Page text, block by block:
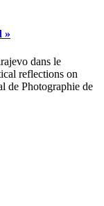
»
dans le
reflections on
de Photographie de